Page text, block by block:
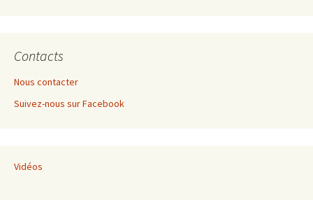
Contacts
Nous contacter
Suivez-nous sur Facebook
Vidéos